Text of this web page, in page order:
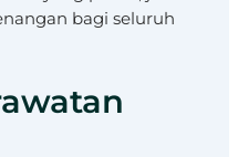
bagi seluruh